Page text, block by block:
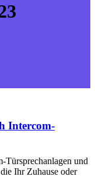
Intercom-
Türsprechanlagen und
Ihr Zuhause oder